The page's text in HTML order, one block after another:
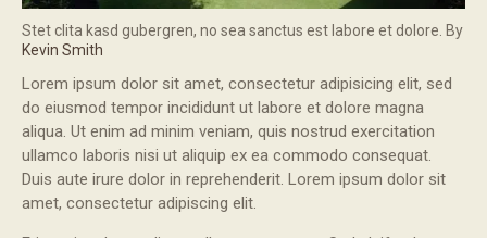
Stet clita kasd gubergren, no sea sanctus est labore et dolore. By
Kevin Smith
Lorem ipsum dolor sit amet, consectetur adipisicing elit, sed
do eiusmod tempor incididunt ut labore et dolore magna
aliqua. Ut enim ad minim veniam, quis nostrud exercitation
ullamco laboris nisi ut aliquip ex ea commodo consequat.
Duis aute irure dolor in reprehenderit. Lorem ipsum dolor sit
amet, consectetur adipiscing elit.